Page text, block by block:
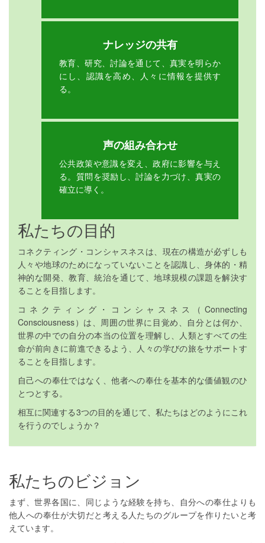
ナレッジの共有
教育、研究、討論を通じて、真実を明らか
にし、認識を高め、人々に情報を提供す
る。
声の組み合わせ
公共政策や意識を変え、政府に影響を与え
る。質問を奨励し、討論を力づけ、真実の
確立に導く。
私たちの目的
コネクティング・コンシャスネスは、現在の構造が必ずしも
人々や地球のためになっていないことを認識し、身体的・精
神的な開発、教育、統治を通じて、地球規模の課題を解決す
ることを目指します。
コネクティング・コンシャスネス（Connecting
Consciousness）は、周囲の世界に目覚め、自分とは何か、
世界の中での自分の本当の位置を理解し、人類とすべての生
命が前向きに前進できるよう、人々の学びの旅をサポートす
ることを目指します。
自己への奉仕ではなく、他者への奉仕を基本的な価値観のひ
とつとする。
相互に関連する3つの目的を通じて、私たちはどのようにこれ
を行うのでしょうか？
私たちのビジョン
まず、世界各国に、同じような経験を持ち、自分への奉仕よりも
他人への奉仕が大切だと考える人たちのグループを作りたいと考
えています。